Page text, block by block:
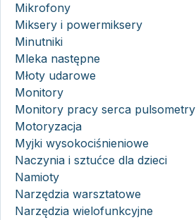
Mikrofony
Miksery i powermiksery
Minutniki
Mleka następne
Młoty udarowe
Monitory
Monitory pracy serca pulsometry
Motoryzacja
Myjki wysokociśnieniowe
Naczynia i sztućce dla dzieci
Namioty
Narzędzia warsztatowe
Narzędzia wielofunkcyjne